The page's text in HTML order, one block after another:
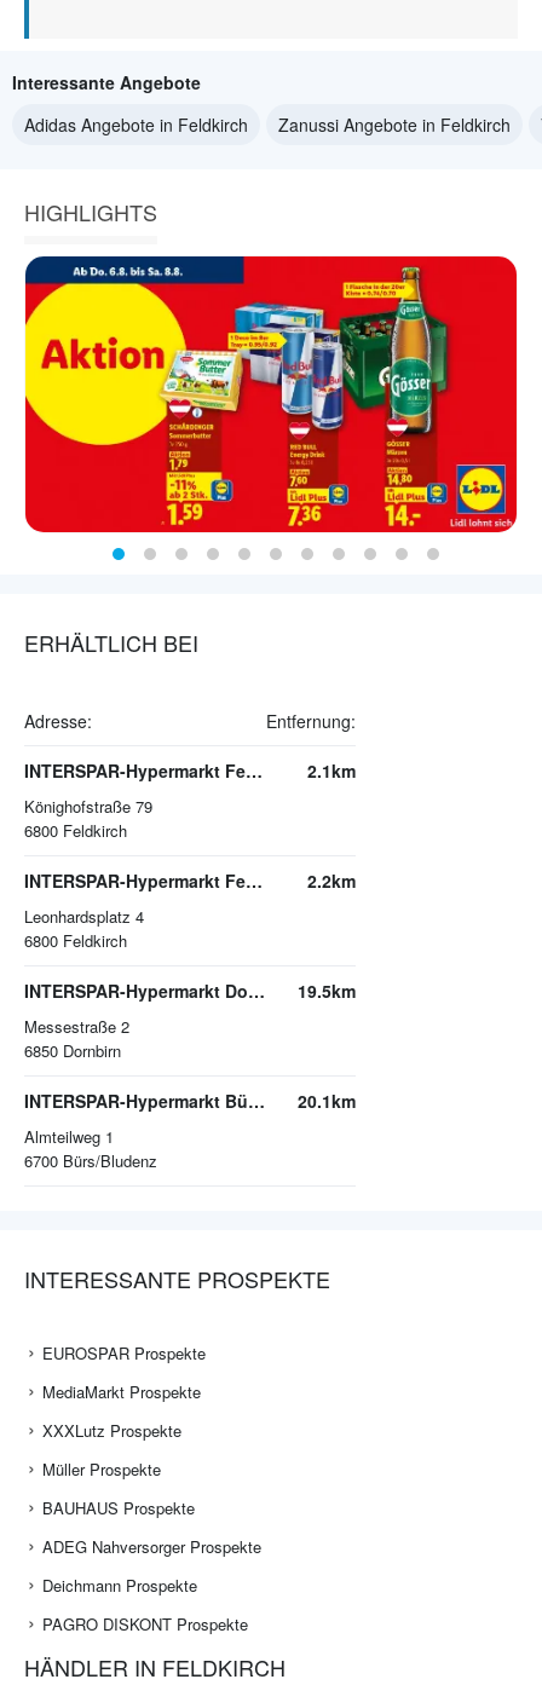
Interessante Angebote
Adidas Angebote in Feldkirch
Zanussi Angebote in Feldkirch
HIGHLIGHTS
ERHÄLTLICH BEI
Adresse: Entfernung:
INTERSPAR-Hypermarkt Feldkirch-Altenstadt
Könighofstraße 79
6800 Feldkirch
2.1km
INTERSPAR-Hypermarkt Feldkirch
Leonhardsplatz 4
6800 Feldkirch
2.2km
INTERSPAR-Hypermarkt Dornbirn, Messepark
Messestraße 2
6850 Dornbirn
19.5km
INTERSPAR-Hypermarkt Bürs, Zimbapark
Almteilweg 1
6700 Bürs/Bludenz
20.1km
INTERESSANTE PROSPEKTE
EUROSPAR Prospekte
MediaMarkt Prospekte
XXXLutz Prospekte
Müller Prospekte
BAUHAUS Prospekte
ADEG Nahversorger Prospekte
Deichmann Prospekte
PAGRO DISKONT Prospekte
HÄNDLER IN FELDKIRCH